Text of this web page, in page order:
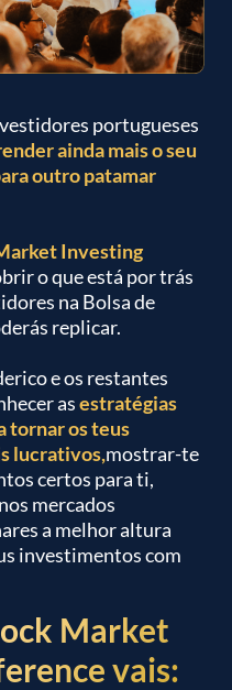
portugueses
ainda mais o seu
outro patamar
Investing
o que está por trás
na Bolsa de
replicar.
e os restantes
asestratégias
tornar os teus
lucrativos,mostrar-te
certos para ti,
mercados
a melhor altura
investimentos com
Market
vais: